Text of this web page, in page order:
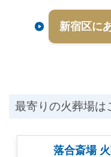
新宿区に
最寄りの火葬場は
落合斎場